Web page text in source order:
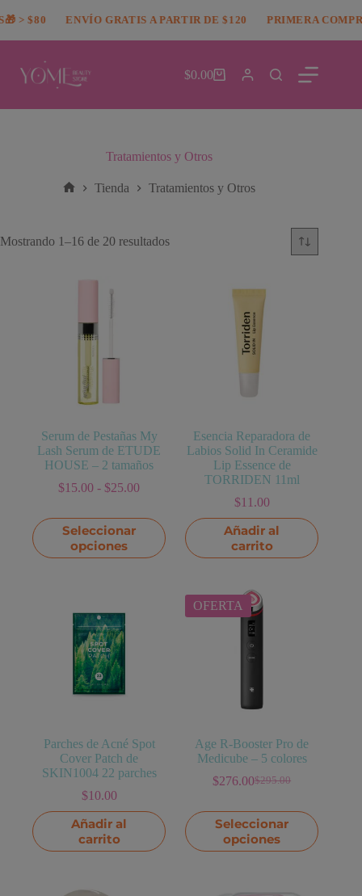
al> $80 ENVÍO GRATIS A PARTIR DE $120 PRIMERA
Carro
compra
$0.00
Tratamientos y Otros
Tienda Tratamientos y Otros
Mostrando 1–16 de 20 resultadosOrdenado
Serum de Pestañas My
Lash Serum de ETUDE
HOUSE – 2 tamaños
$15.00 - $25.00Rango
precios:
desde
$15.00
hasta
Seleccionar
opciones
Este
producto
tiene
opciones
se
pueden
elegir
en
la
página
Esencia Reparadora de
Labios Solid In Ceramide
Lip Essence de
TORRIDEN 11ml
$11.00
Añadir al
carrito
Parches de Acné Spot
Cover Patch de
SKIN1004 22 parches
$10.00
Añadir al
carrito
OFERTA
Age R-Booster Pro de
Medicube – 5 colores
$295.00
El
original
era:
$295.00.
$276.00El
actual
es:
$276.00.
Seleccionar
opciones
Este
producto
tiene